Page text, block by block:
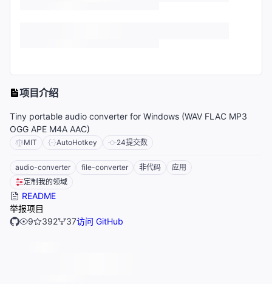
项目介绍
Tiny portable audio converter for Windows (WAV FLAC MP3
OGG APE M4A AAC)
MIT AutoHotkey 24提交数
audio-converter file-converter 非代码
应用
定制我的领域
README
举报项目
9
392 37访问 GitHub